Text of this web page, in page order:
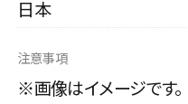
日本
注意事項
※画像はイメージです。